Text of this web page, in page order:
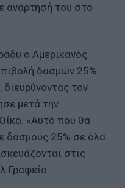
ανάρτησή του στο
ο Αμερικανός
δασμών 25%
τον
μετά την
«Αυτό που θα
δασμούς 25% σε όλα
στις
Γραφείο.